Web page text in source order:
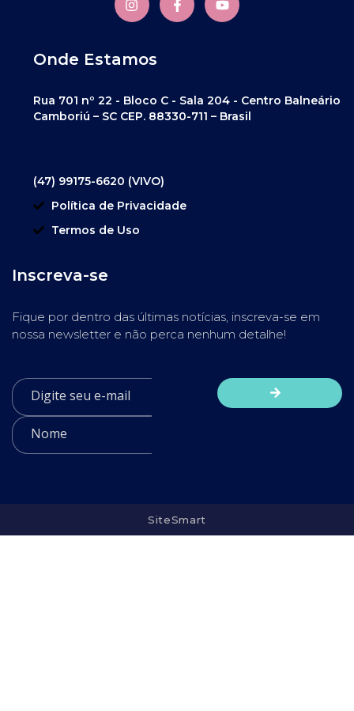
Onde Estamos
Rua 701 nº 22 - Bloco C - Sala 204 - Centro Balneário
Camboriú – SC CEP. 88330-711 – Brasil
(47) 99175-6620 (VIVO)
Política de Privacidade
Termos de Uso
Inscreva-se
Fique por dentro das últimas notícias, inscreva-se em
nossa newsletter e não perca nenhum detalhe!
SiteSmart